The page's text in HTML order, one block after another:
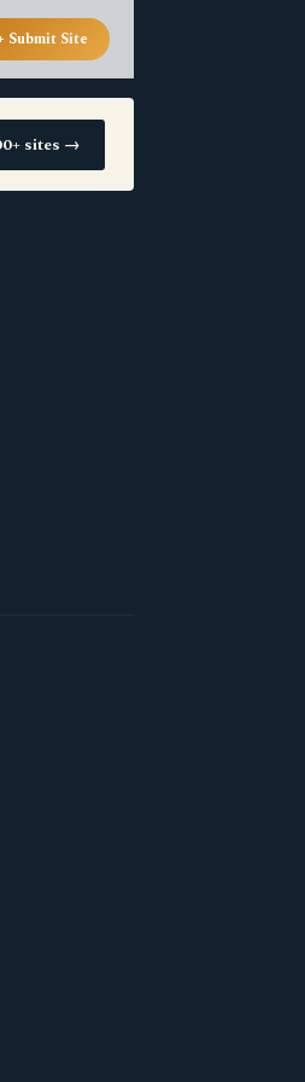
Submit Site
sites →